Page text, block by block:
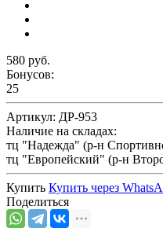
580 руб.
Бонусов:
25
Артикул: ДР-953
Наличие на складах:
тц "Надежда" (р-н
тц "Европейский" (р-н
Купить Купить через
Поделиться